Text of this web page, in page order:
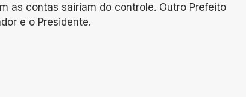
as contas sairiam do controle. Outro Prefeito
e o Presidente.